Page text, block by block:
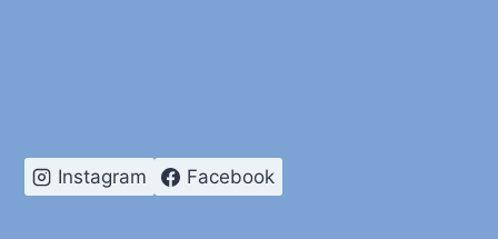
Instagram Facebook